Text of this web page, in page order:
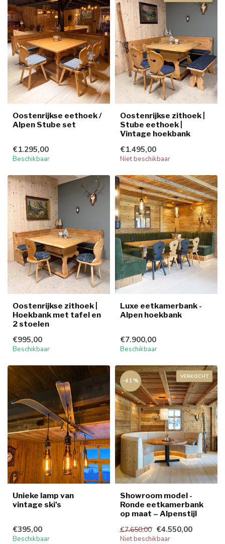
Oostenrijkse eethoek /
Alpen Stube set
€1.295,00
Beschikbaar
Oostenrijkse zithoek |
Stube eethoek |
Vintage hoekbank
€1.495,00
Niet beschikbaar
Oostenrijkse zithoek |
Hoekbank met tafel en
2 stoelen
€995,00
Beschikbaar
Luxe eetkamerbank -
Alpen hoekbank
€7.900,00
Beschikbaar
Unieke lamp van
vintage ski's
€395,00
Beschikbaar
VERKOCHT
-41%
Showroom model -
Ronde eetkamerbank
op maat – Alpenstijl
€7.650,00 €4.550,00
Niet beschikbaar